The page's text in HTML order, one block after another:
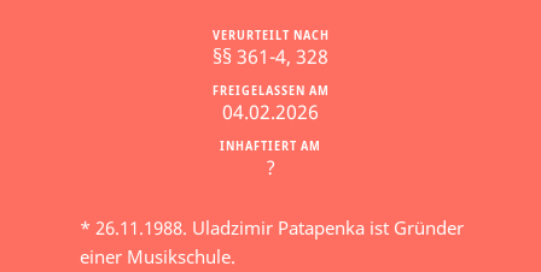
INHAFTIERT AM
?
FREIGELASSEN AM
04.02.2026
VERURTEILT NACH
§§ 361-4, 328
* 26.11.1988. Uladzimir Patapenka ist Gründer
einer Musikschule.